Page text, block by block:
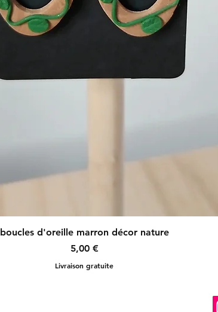
Aperçu rapide
boucles d'oreille marron décor nature
Prix
5,00 €
Livraison gratuite